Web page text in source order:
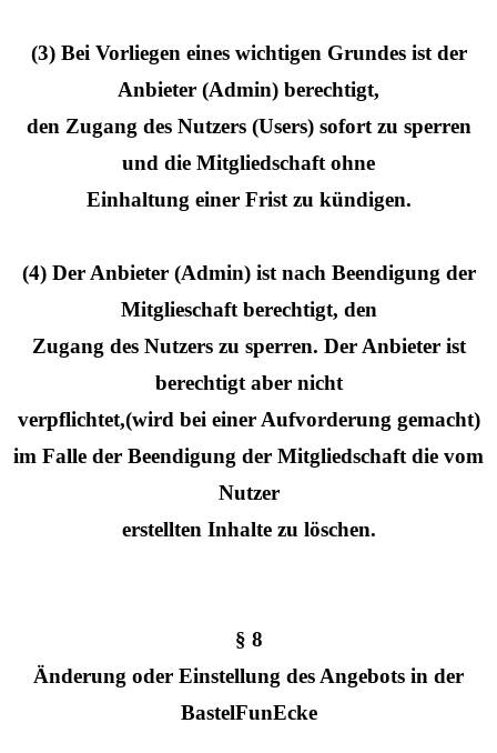
(3) Bei Vorliegen eines wichtigen Grundes ist der
Anbieter (Admin) berechtigt,
den Zugang des Nutzers (Users) sofort zu sperren
und die Mitgliedschaft ohne
Einhaltung einer Frist zu kündigen.
(4) Der Anbieter (Admin) ist nach Beendigung der
Mitglieschaft berechtigt, den
Zugang des Nutzers zu sperren. Der Anbieter ist
berechtigt aber nicht
verpflichtet,(wird bei einer Aufvorderung gemacht)
im Falle der Beendigung der Mitgliedschaft die vom
Nutzer
erstellten Inhalte zu löschen.
§ 8
Änderung oder Einstellung des Angebots in der
BastelFunEcke